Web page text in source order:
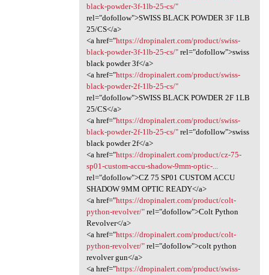
black-powder-3f-1lb-25-cs/"
rel="dofollow">SWISS BLACK POWDER 3F 1LB
25/CS</a>
<a href="https://dropinalert.com/product/swiss-
black-powder-3f-1lb-25-cs/"rel="dofollow">swiss
black powder 3f</a>
<a href="https://dropinalert.com/product/swiss-
black-powder-2f-1lb-25-cs/"
rel="dofollow">SWISS BLACK POWDER 2F 1LB
25/CS</a>
<a href="https://dropinalert.com/product/swiss-
black-powder-2f-1lb-25-cs/"rel="dofollow">swiss
black powder 2f</a>
<a href="https://dropinalert.com/product/cz-75-
sp01-custom-accu-shadow-9mm-optic-...
rel="dofollow">CZ 75 SP01 CUSTOM ACCU
SHADOW 9MM OPTIC READY</a>
<a href="https://dropinalert.com/product/colt-
python-revolver/"rel="dofollow">Colt Python
Revolver</a>
<a href="https://dropinalert.com/product/colt-
python-revolver/"rel="dofollow">colt python
revolver gun</a>
<a href="https://dropinalert.com/product/swiss-